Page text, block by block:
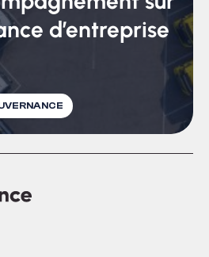
d’entreprise